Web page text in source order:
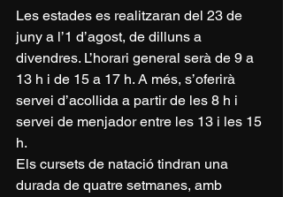
Les estades es realitzaran del 23 de
juny a l’1 d’agost, de dilluns a
divendres. L’horari general serà de 9 a
13 h i de 15 a 17 h. A més, s’oferirà
servei d’acollida a partir de les 8 h i
servei de menjador entre les 13 i les 15
h.
Els cursets de natació tindran una
durada de quatre setmanes, amb